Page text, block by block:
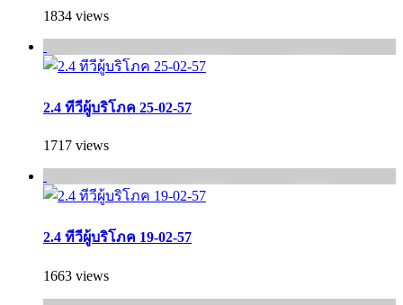
1834 views
2.4 ทีวีผู้บริโภค 25-02-57
1717 views
2.4 ทีวีผู้บริโภค 19-02-57
1663 views